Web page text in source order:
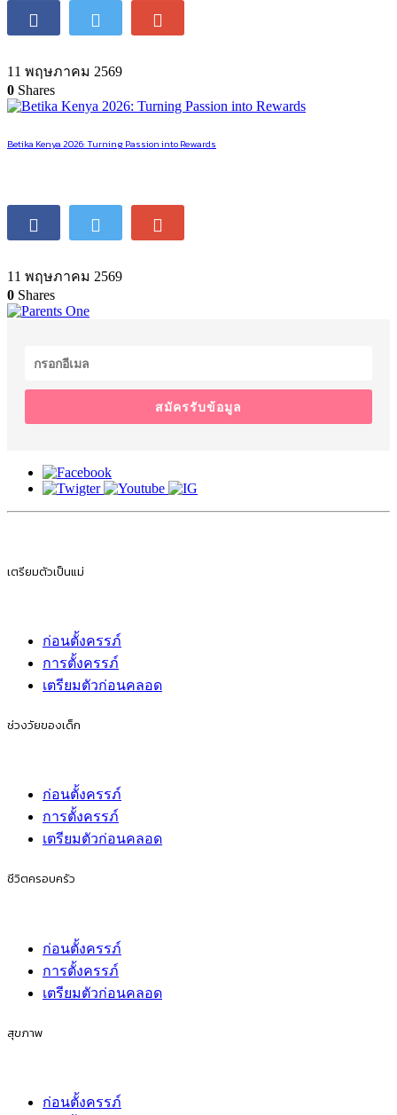
11 พฤษภาคม 2569
0 Shares
Betika Kenya 2026: Turning Passion into Rewards
11 พฤษภาคม 2569
0 Shares
สมัครรับข้อมูล
เตรียมตัวเป็นแม่
ก่อนตั้งครรภ์
การตั้งครรภ์
เตรียมตัวก่อนคลอด
ช่วงวัยของเด็ก
ก่อนตั้งครรภ์
การตั้งครรภ์
เตรียมตัวก่อนคลอด
ชีวิตครอบครัว
ก่อนตั้งครรภ์
การตั้งครรภ์
เตรียมตัวก่อนคลอด
สุขภาพ
ก่อนตั้งครรภ์